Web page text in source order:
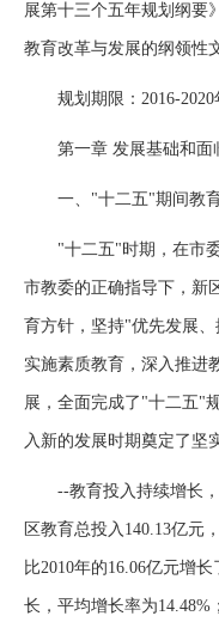
展第十三个五年规划纲要
教育改革与发展的纲领性
规划期限：2016-2020
第一章 发展基础和面
一、"十二五"期间教育
"十二五"时期，在市委
市教委的正确指导下，新
育方针，坚持"优先发展
实施素质教育，深入推进
展，全面完成了"十二五"
入新的发展时期奠定了坚
--教育投入持续增长，
区教育总投入140.13亿元
比2010年的16.06亿元增
长，平均增长率为